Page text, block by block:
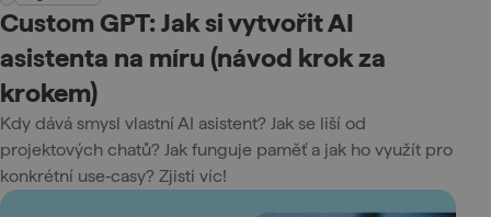
Custom GPT: Jak si vytvořit AI
asistenta na míru (návod krok za
krokem)
Kdy dává smysl vlastní AI asistent? Jak se liší od
projektových chatů? Jak funguje paměť a jak ho využít pro
konkrétní use‑casy? Zjisti víc!